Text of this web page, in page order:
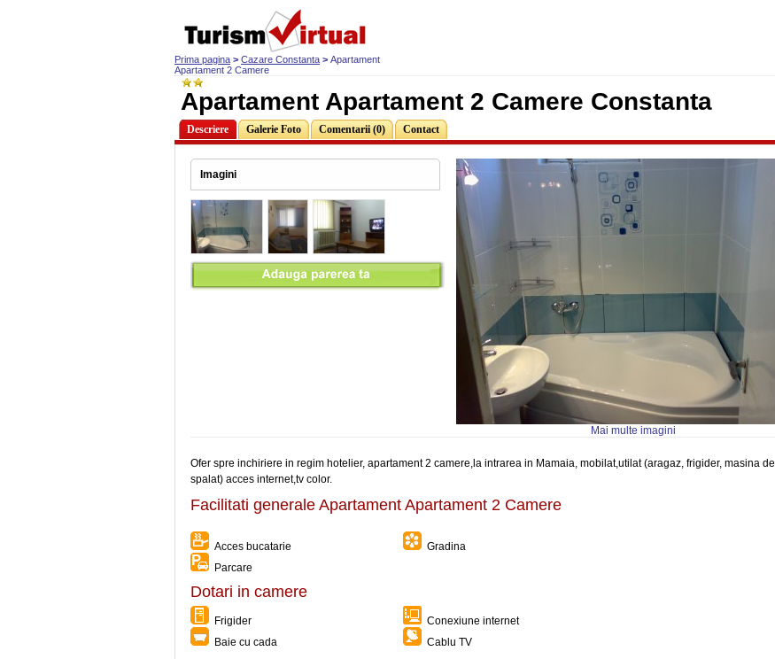
Prima pagina > Cazare Constanta > Apartament
Apartament 2 Camere
Apartament Apartament 2 Camere Constanta
Descriere Galerie Foto Comentarii (0) Contact
Imagini
Mai multe imagini
Ofer spre inchiriere in regim hotelier, apartament 2 camere,la intrarea in Mamaia, mobilat,utilat (aragaz, frigider, masina de
spalat) acces internet,tv color.
Facilitati generale Apartament Apartament 2 Camere
Acces bucatarie
Gradina
Parcare
Dotari in camere
Frigider
Conexiune internet
Baie cu cada
Cablu TV